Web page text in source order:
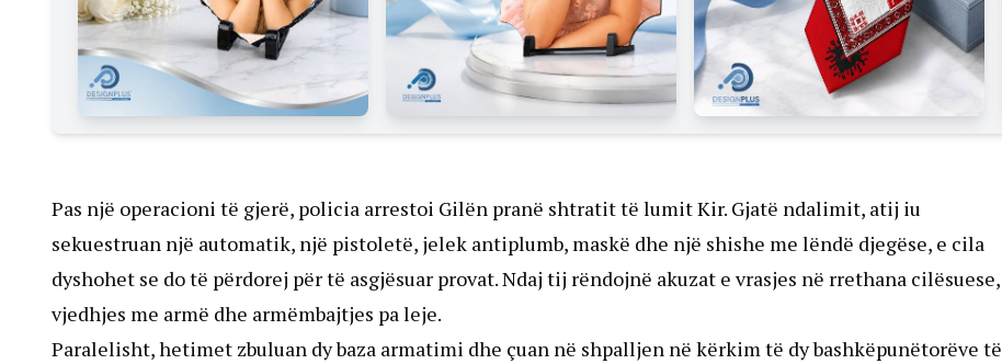
Pas një operacioni të gjerë, policia arrestoi Gilën pranë shtratit të lumit Kir. Gjatë ndalimit, atij iu
sekuestruan një automatik, një pistoletë, jelek antiplumb, maskë dhe një shishe me lëndë djegëse, e cila
dyshohet se do të përdorej për të asgjësuar provat. Ndaj tij rëndojnë akuzat e vrasjes në rrethana cilësuese,
vjedhjes me armë dhe armëmbajtjes pa leje.
Paralelisht, hetimet zbuluan dy baza armatimi dhe çuan në shpalljen në kërkim të dy bashkëpunëtorëve të